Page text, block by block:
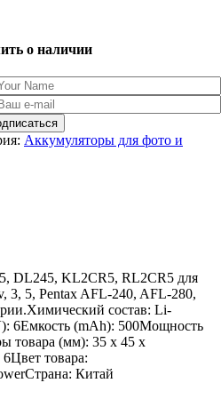
о наличии
Аккумуляторы для фото и
DL245, KL2CR5, RL2CR5 для
3, 5, Pentax AFL-240, AFL-280,
состав: Li-
6Емкость (mAh): 500Мощность
товара (мм): 35 x 45 x
товара:
Китай